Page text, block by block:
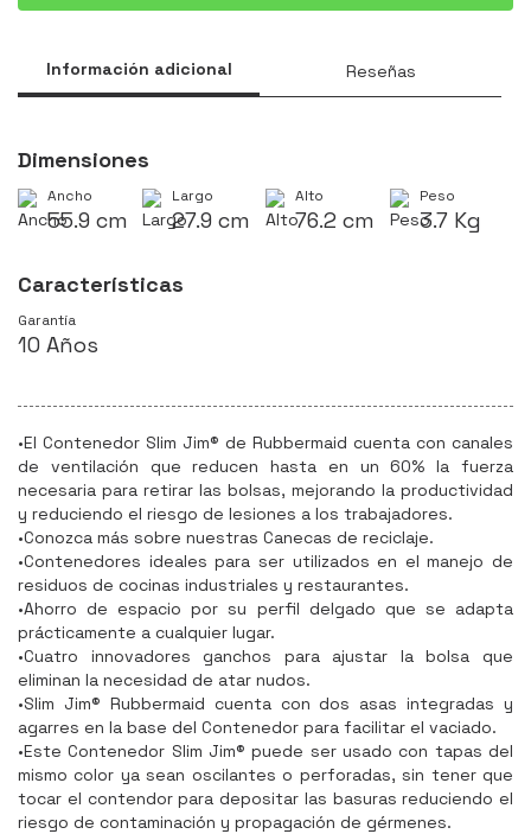
Información adicional Reseñas
Dimensiones
Ancho
55.9 cm
Largo
27.9 cm
Alto
76.2 cm
Peso
3.7 Kg
Características
Garantía
10 Años
•El Contenedor Slim Jim® de Rubbermaid cuenta con canales
de ventilación que reducen hasta en un 60% la fuerza
necesaria para retirar las bolsas, mejorando la productividad
y reduciendo el riesgo de lesiones a los trabajadores.
•Conozca más sobre nuestras Canecas de reciclaje.
•Contenedores ideales para ser utilizados en el manejo de
residuos de cocinas industriales y restaurantes.
•Ahorro de espacio por su perfil delgado que se adapta
prácticamente a cualquier lugar.
•Cuatro innovadores ganchos para ajustar la bolsa que
eliminan la necesidad de atar nudos.
•Slim Jim® Rubbermaid cuenta con dos asas integradas y
agarres en la base del Contenedor para facilitar el vaciado.
•Este Contenedor Slim Jim® puede ser usado con tapas del
mismo color ya sean oscilantes o perforadas, sin tener que
tocar el contendor para depositar las basuras reduciendo el
riesgo de contaminación y propagación de gérmenes.